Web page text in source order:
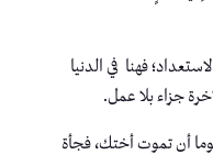
فهنا في الدنيا
جزاء بلا عمل.
أن تموت أختك، فجأة